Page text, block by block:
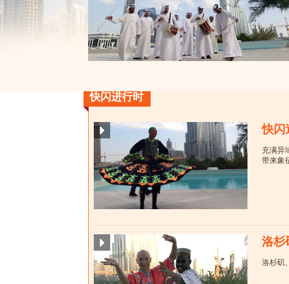
快闪进行时
快闪
充满异
带来象
洛杉
洛杉矶